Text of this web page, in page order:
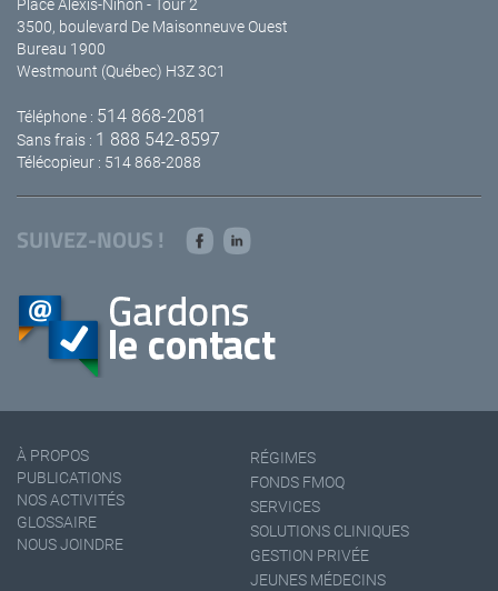
3500, boulevard De Maisonneuve Ouest
Bureau 1900
Westmount (Québec) H3Z 3C1
Téléphone : 514 868-2081
Sans frais : 1 888 542-8597
Télécopieur : 514 868-2088
SUIVEZ-NOUS !
À PROPOS
PUBLICATIONS
NOS ACTIVITÉS
GLOSSAIRE
NOUS JOINDRE
RÉGIMES
FONDS FMOQ
SERVICES
SOLUTIONS CLINIQUES
GESTION PRIVÉE
JEUNES MÉDECINS